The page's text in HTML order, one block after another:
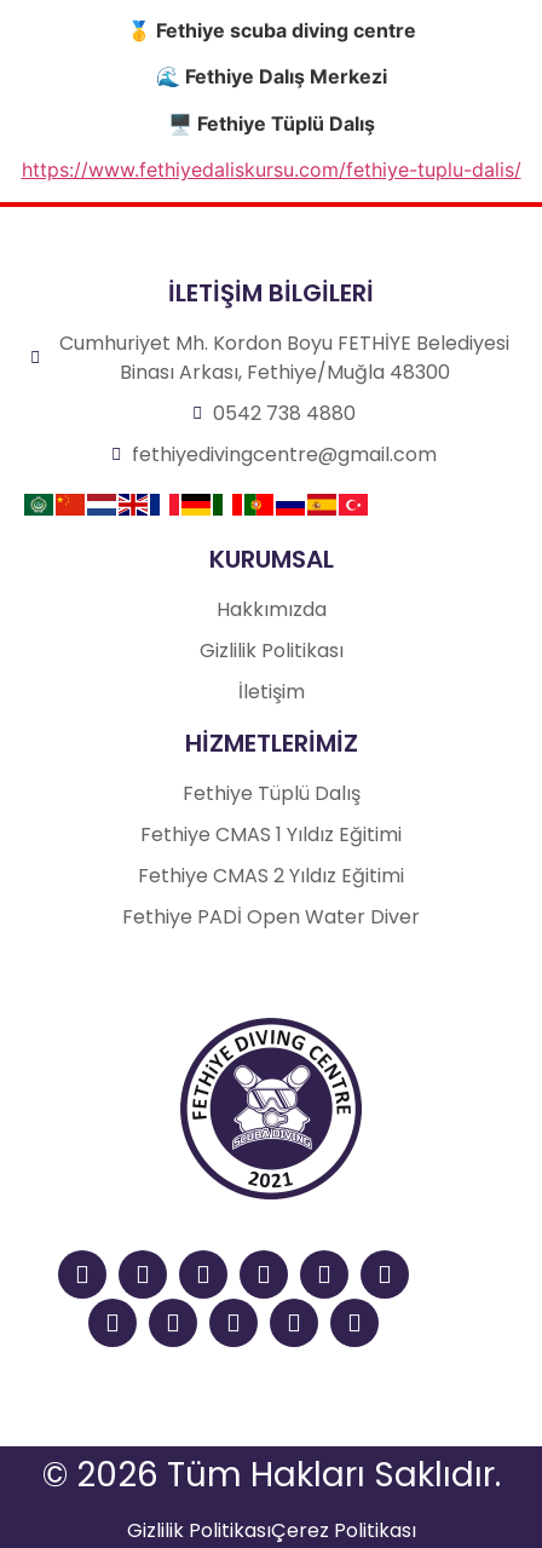
🥇 Fethiye scuba diving centre
🌊 Fethiye DalışMerkezi
🖥️ Fethiye Tüplü Dalış
https://www.fethiyedaliskursu.com/fethiye-tuplu-dalis/
İLETİŞİM BİLGİLERİ
Cumhuriyet Mh. Kordon Boyu FETHİYE Belediyesi
Binası Arkası, Fethiye/Muğla 48300
0542 738 4880
fethiyedivingcentre@gmail.com
KURUMSAL
Hakkımızda
Gizlilik Politikası
İletişim
HİZMETLERİMİZ
Fethiye Tüplü Dalış
Fethiye CMAS 1 Yıldız Eğitimi
Fethiye CMAS 2 Yıldız Eğitimi
Fethiye PADİ Open Water Diver
© 2026 Tüm Hakları Saklıdır.
Gizlilik PolitikasıÇerez Politikası